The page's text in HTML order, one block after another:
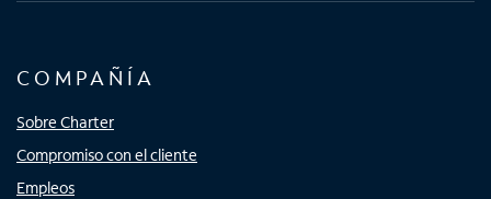
COMPAÑÍA
Sobre Charter
Compromiso con el cliente
Empleos